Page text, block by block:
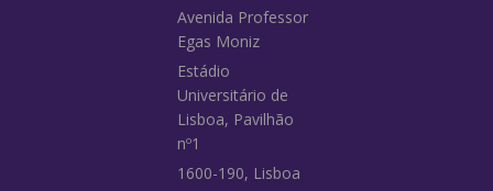
Avenida Professor
Egas Moniz
Estádio
Universitário de
Lisboa, Pavilhão
nº1
1600-190, Lisboa